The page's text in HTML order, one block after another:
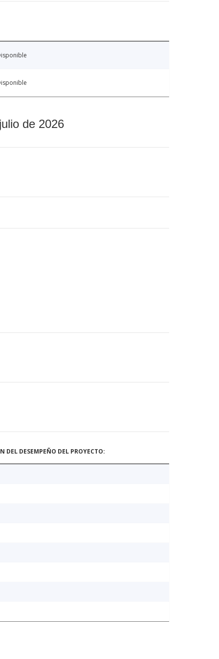
de 2026
DEL DESEMPEÑO DEL PROYECTO: